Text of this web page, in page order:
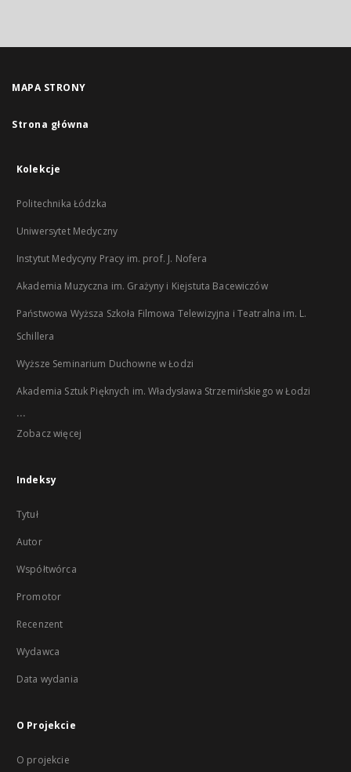
MAPA STRONY
Strona główna
Kolekcje
Politechnika Łódzka
Uniwersytet Medyczny
Instytut Medycyny Pracy im. prof. J. Nofera
Akademia Muzyczna im. Grażyny i Kiejstuta Bacewiczów
Państwowa Wyższa Szkoła Filmowa Telewizyjna i Teatralna im. L.
Schillera
Wyższe Seminarium Duchowne w Łodzi
Akademia Sztuk Pięknych im. Władysława Strzemińskiego w Łodzi
...
Zobacz więcej
Indeksy
Tytuł
Autor
Współtwórca
Promotor
Recenzent
Wydawca
Data wydania
O Projekcie
O projekcie